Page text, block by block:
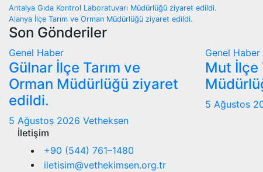
Yazı
gezinmesi
Antalya Gıda Kontrol Laboratuvarı Müdürlüğü ziyaret edildi.
Alanya İlçe Tarım ve Orman Müdürlüğü ziyaret edildi.
Son Gönderiler
Genel Haber
Gülnar İlçe Tarım ve
Orman Müdürlüğü ziyaret
edildi.
5 Ağustos 2026 Vetheksen
Genel Haber
Mut İlçe
5 Ağustos
İletişim
+90 (544) 761–1480
iletisim@vethekimsen.org.tr